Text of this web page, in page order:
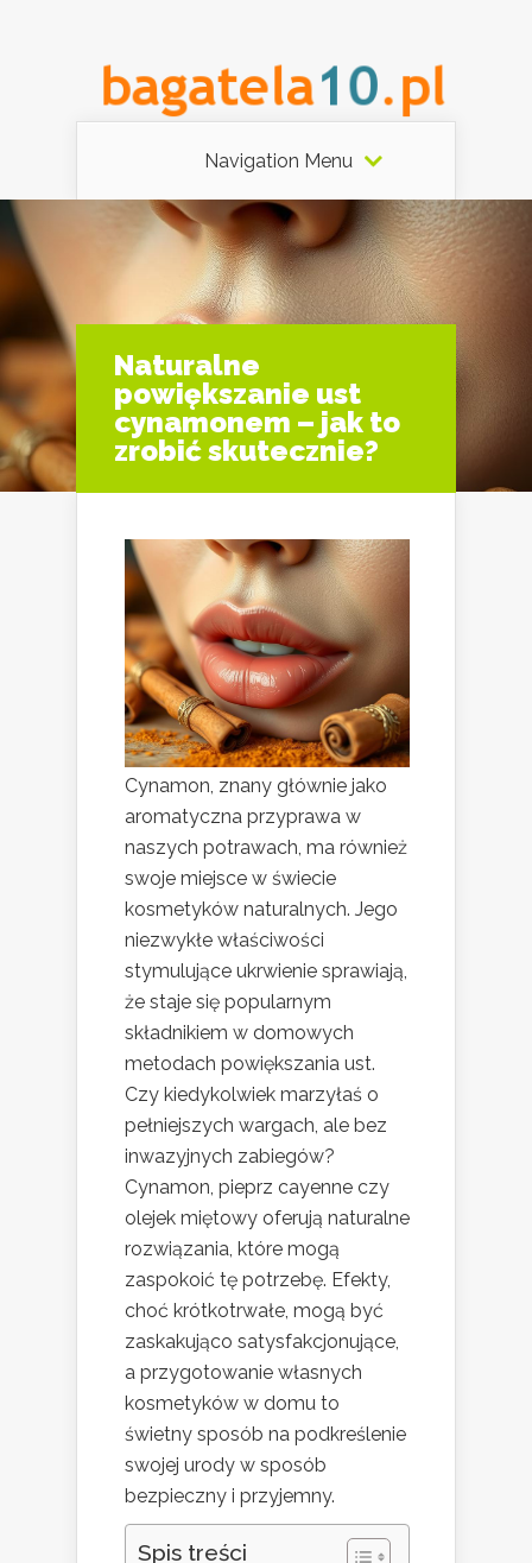
Navigation Menu
Naturalne
powiększanie ust
cynamonem – jak to
zrobić skutecznie?
Cynamon, znany głównie jako
aromatyczna przyprawa w
naszych potrawach, ma również
swoje miejsce w świecie
kosmetyków naturalnych. Jego
niezwykłe właściwości
stymulujące ukrwienie sprawiają,
że staje się popularnym
składnikiem w domowych
metodach powiększania ust.
Czy kiedykolwiek marzyłaś o
pełniejszych wargach, ale bez
inwazyjnych zabiegów?
Cynamon, pieprz cayenne czy
olejek miętowy oferują naturalne
rozwiązania, które mogą
zaspokoić tę potrzebę. Efekty,
choć krótkotrwałe, mogą być
zaskakująco satysfakcjonujące,
a przygotowanie własnych
kosmetyków w domu to
świetny sposób na podkreślenie
swojej urody w sposób
bezpieczny i przyjemny.
Spis treści